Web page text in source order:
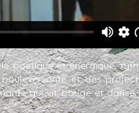
poétique et énergique,
et des
qui vit, bouge et danse